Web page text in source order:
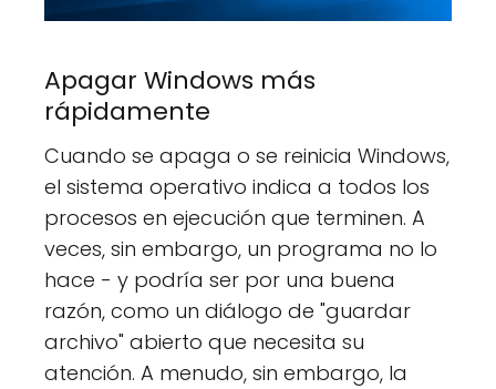
Apagar Windows más
rápidamente
Cuando se apaga o se reinicia Windows,
el sistema operativo indica a todos los
procesos en ejecución que terminen. A
veces, sin embargo, un programa no lo
hace - y podría ser por una buena
razón, como un diálogo de "guardar
archivo" abierto que necesita su
atención. A menudo, sin embargo, la